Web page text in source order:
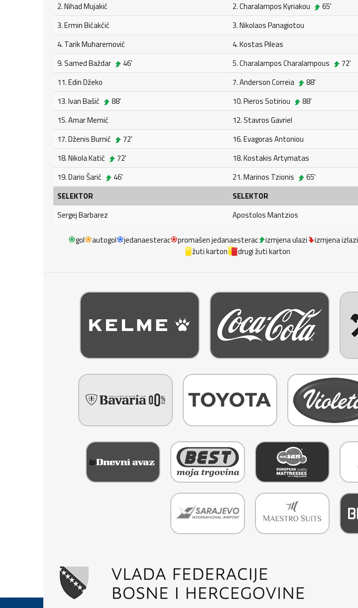
2. Nihad Mujakić
2. Charalampos Kyriakou
65'
3. Ermin Bičakčić
3. Nikolaos Panagiotou
4. Tarik Muharemović
4. Kostas Pileas
9. Samed Baždar
46' 5. Charalampos Charalampous
72'
11. Edin Džeko
7. Anderson Correia
88'
13. Ivan Bašić
88' 10. Pieros Sotiriou
88'
15. Amar Memić
12. Stavros Gavriel
17. Dženis Burnić
72'
16. Evagoras Antoniou
18. Nikola Katić
72'
18. Kostakis Artymatas
19. Dario Šarić
46' 21. Marinos Tzionis
65'
SELEKTOR
SELEKTOR
Sergej Barbarez
Apostolos Mantzios
gol autogol jedanaesterac promašen jedanaesterac izmjena ulazi izmjena izlazi
žuti karton
drugi žuti karton